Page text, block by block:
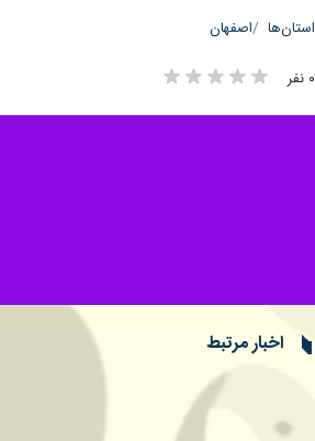
استان‌ها اصفهان
۰ نفر
اخبار مرتبط
اصفهان- ایرنا- اداره‌کل